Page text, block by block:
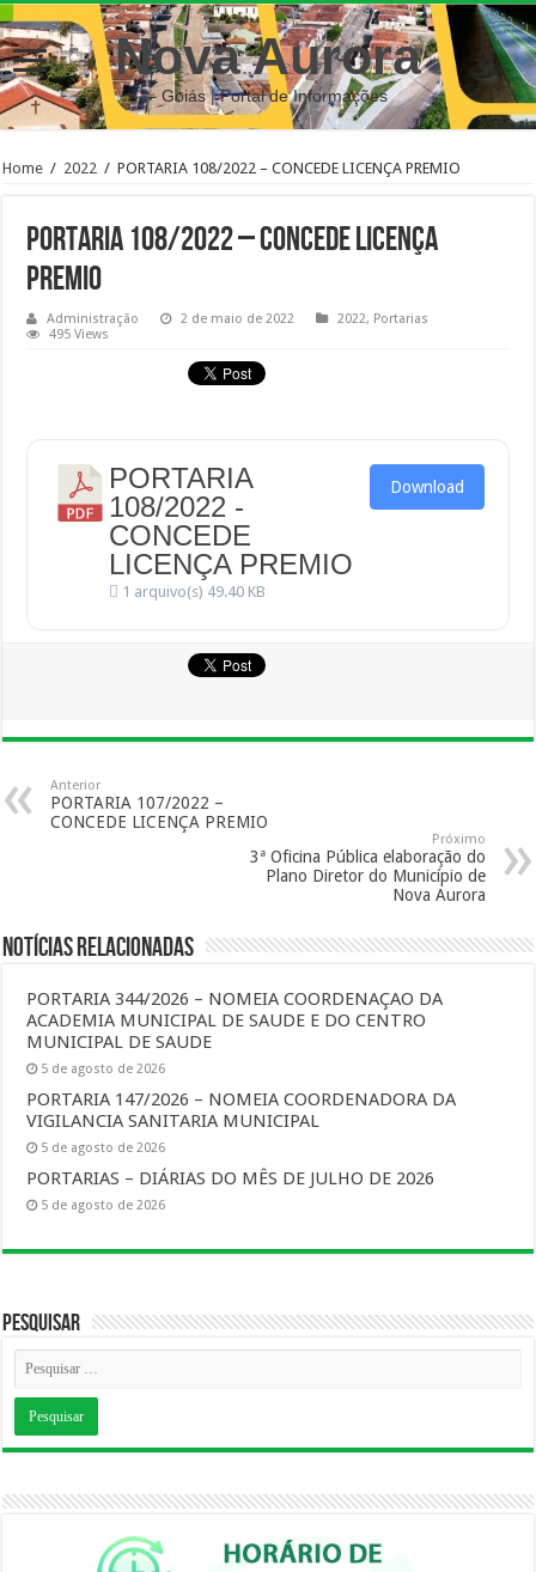
Nova Aurora
– Goiás | Portal de Informações
Home / 2022 / PORTARIA 108/2022 – CONCEDE LICENÇA PREMIO
PORTARIA 108/2022 – CONCEDE LICENÇA
PREMIO
Administração 2 de maio de 2022 2022, Portarias
495 Views
PORTARIA
108/2022 -
CONCEDE
LICENÇA PREMIO
1 arquivo(s) 49.40 KB
Download
Anterior
PORTARIA 107/2022 –
CONCEDE LICENÇA PREMIO
Próximo
3ª Oficina Pública elaboração do
Plano Diretor do Município de
Nova Aurora
Notícias Relacionadas
PORTARIA 344/2026 – NOMEIA COORDENAÇAO DA
ACADEMIA MUNICIPAL DE SAUDE E DO CENTRO
MUNICIPAL DE SAUDE
5 de agosto de 2026
PORTARIA 147/2026 – NOMEIA COORDENADORA DA
VIGILANCIA SANITARIA MUNICIPAL
5 de agosto de 2026
PORTARIAS – DIÁRIAS DO MÊS DE JULHO DE 2026
5 de agosto de 2026
Pesquisar